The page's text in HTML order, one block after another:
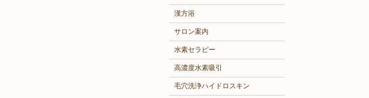
漢方浴
サロン案内
水素セラピー
高濃度水素吸引
毛穴洗浄ハイドロスキン